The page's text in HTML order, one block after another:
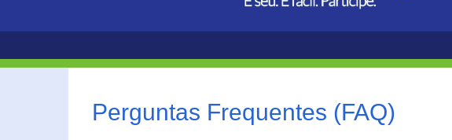
Perguntas Frequentes (FAQ)